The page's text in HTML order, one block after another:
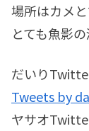
場所はカメ
とても魚影
だいり
Tweets by
ヤサオ